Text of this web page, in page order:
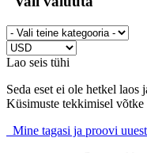
Lao seis tühi
Seda eset ei ole hetkel laos
Küsimuste tekkimisel võtke
Mine tagasi ja proovi